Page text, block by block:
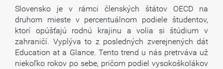
Slovensko je v rámci členských štátov OECD na
druhom mieste v percentuálnom podiele študentov,
ktorí opúšťajú rodnú krajinu a volia si štúdium v
zahraničí. Vyplýva to z posledných zverejnených dát
Education at a Glance. Tento trend u nás pretrváva už
niekoľko rokov po sebe, pričom podiel vysokoškolákov